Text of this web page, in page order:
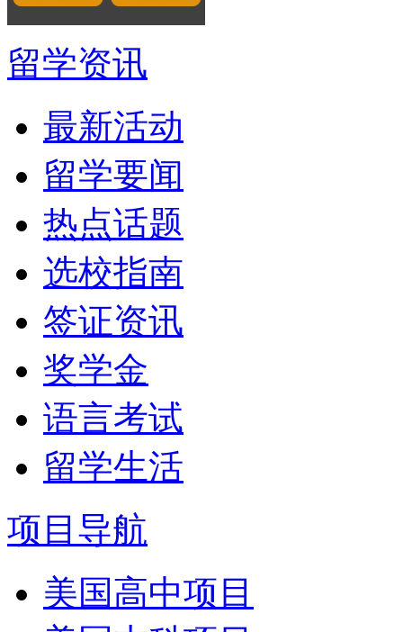
留学资讯
最新活动
留学要闻
热点话题
选校指南
签证资讯
奖学金
语言考试
留学生活
项目导航
美国高中项目